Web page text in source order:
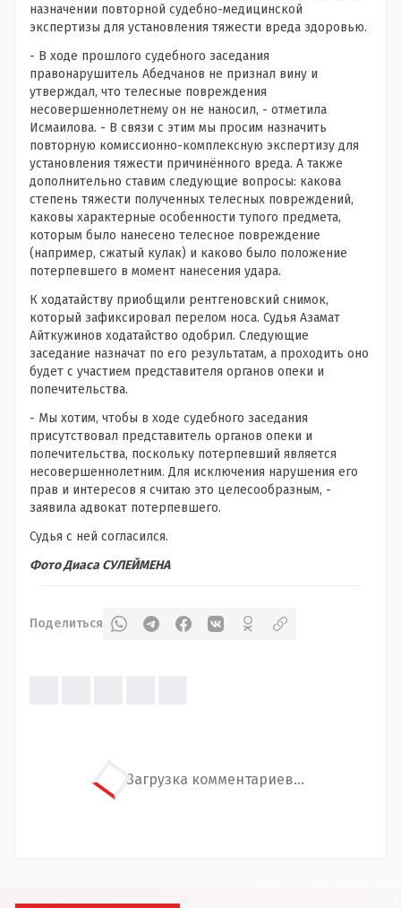
назначении повторной судебно-медицинской
экспертизы для установления тяжести вреда здоровью.
- В ходе прошлого судебного заседания
правонарушитель Абедчанов не признал вину и
утверждал, что телесные повреждения
несовершеннолетнему он не наносил, - отметила
Исмаилова. - В связи с этим мы просим назначить
повторную комиссионно-комплексную экспертизу для
установления тяжести причинённого вреда. А также
дополнительно ставим следующие вопросы: какова
степень тяжести полученных телесных повреждений,
каковы характерные особенности тупого предмета,
которым было нанесено телесное повреждение
(например, сжатый кулак) и каково было положение
потерпевшего в момент нанесения удара.
К ходатайству приобщили рентгеновский снимок,
который зафиксировал перелом носа. Судья Азамат
Айткужинов ходатайство одобрил. Следующие
заседание назначат по его результатам, а проходить оно
будет с участием представителя органов опеки и
попечительства.
- Мы хотим, чтобы в ходе судебного заседания
присутствовал представитель органов опеки и
попечительства, поскольку потерпевший является
несовершеннолетним. Для исключения нарушения его
прав и интересов я считаю это целесообразным, -
заявила адвокат потерпевшего.
Судья с ней согласился.
Фото Диаса СУЛЕЙМЕНА
Поделиться
Загрузка комментариев...